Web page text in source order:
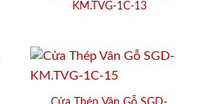
KM.TVG-1C-13